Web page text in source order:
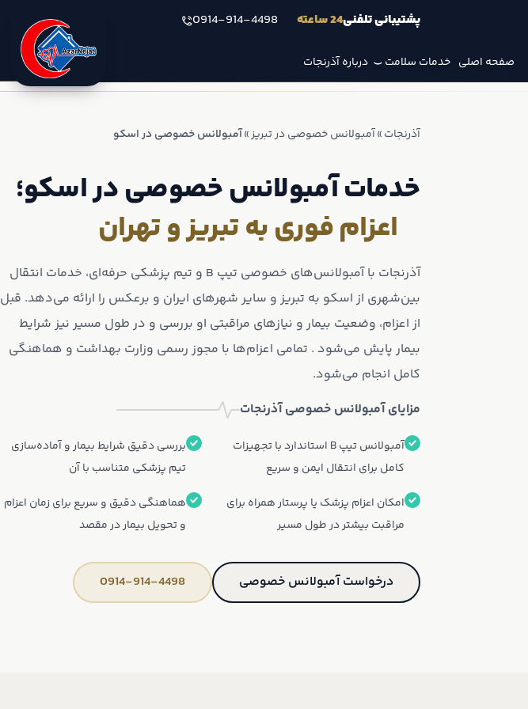
پشتیبانی تلفنی24 ساعته 0914-914-4498
صفحه اصلی خدمات سلامت درباره آذرنجات
آذرنجات»آمبولانس خصوصی در تبریز»آمبولانس خصوصی در اسکو
خدمات آمبولانس خصوصی در اسکو؛
اعزام فوری به تبریز و تهران
آذرنجات با آمبولانس‌های خصوصی تیپ B و تیم پزشکی حرفه‌ای، خدمات انتقال
بین‌شهری از اسکو به تبریز و سایر شهرهای ایران و برعکس را ارائه می‌دهد. قبل
از اعزام، وضعیت بیمار و نیازهای مراقبتی او بررسی و در طول مسیر نیز شرایط
بیمار پایش می‌‌شود . تمامی اعزام‌ها با مجوز رسمی وزارت بهداشت و هماهنگی
کامل انجام می‌شود.
مزایای آمبولانس خصوصی آذرنجات
آمبولانس تیپ B استاندارد با تجهیزات
کامل برای انتقال ایمن و سریع
بررسی دقیق شرایط بیمار و آماده‌سازی
تیم پزشکی متناسب با آن
امکان اعزام پزشک یا پرستار همراه برای
مراقبت بیشتر در طول مسیر
هماهنگی دقیق و سریع برای زمان اعزام
و تحویل بیمار در مقصد
درخواست آمبولانس خصوصی 0914-914-4498